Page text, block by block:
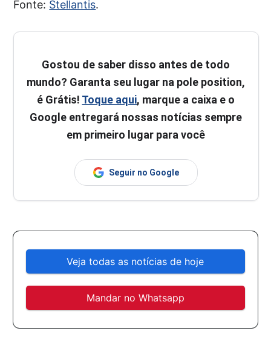
Fonte: Stellantis.
Gostou de saber disso antes de todo
mundo? Garanta seu lugar na pole position,
é Grátis! Toque aqui, marque a caixa e o
Google entregará nossas notícias sempre
em primeiro lugar para você
Seguir no Google
Veja todas as notícias de hoje
Mandar no Whatsapp